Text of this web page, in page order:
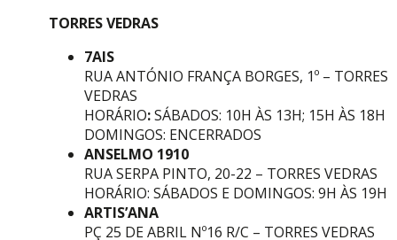
TORRES VEDRAS
7AIS
RUA ANTÓNIO FRANÇA BORGES, 1º – TORRES
VEDRAS
HORÁRIO:SÁBADOS: 10H ÀS 13H; 15H ÀS 18H |
DOMINGOS: ENCERRADOS
ANSELMO 1910
RUA SERPA PINTO, 20-22 – TORRES VEDRAS
HORÁRIO: SÁBADOS E DOMINGOS: 9H ÀS 19H
ARTIS’ANA
PÇ 25 DE ABRIL Nº16 R/C – TORRES VEDRAS